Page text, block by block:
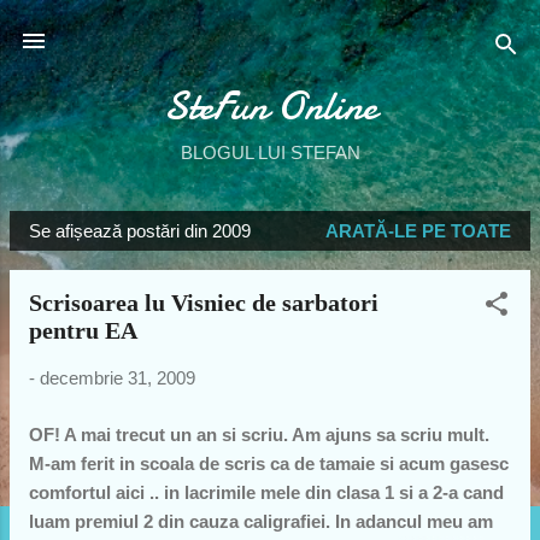
Treceți la conținutul principal
SteFun Online
BLOGUL LUI STEFAN
P
o
Se afișează postări din 2009 ARATĂ-LE PE TOATE
Scrisoarea lu Visniec de sarbatori
pentru EA
- decembrie 31, 2009
OF! A mai trecut un an si scriu. Am ajuns sa scriu mult.
M-am ferit in scoala de scris ca de tamaie si acum gasesc
comfortul aici .. in lacrimile mele din clasa 1 si a 2-a cand
luam premiul 2 din cauza caligrafiei. In adancul meu am